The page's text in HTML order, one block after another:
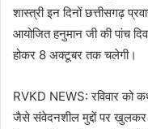
शास्त्री इन दिनों छत्तीसगढ़
आयोजित हनुमान जी की पांच
होकर 8 अक्टूबर तक चलेगी।
RVKD NEWS: रविवार को
जैसे संवेदनशील मुद्दों पर